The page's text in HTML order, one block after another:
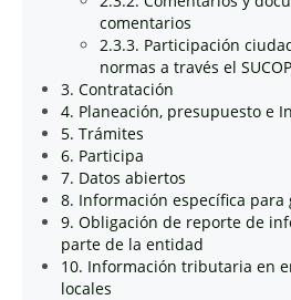
comentarios
2.3.3. Participación
normas a través el SUCOP
3. Contratación
4. Planeación, presupuesto e
5. Trámites
6. Participa
7. Datos abiertos
8. Información específica
9. Obligación de reporte de
parte de la entidad
10. Información tributaria en
locales